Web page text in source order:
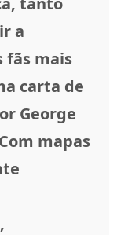
a
fãs mais
carta de
George
mapas